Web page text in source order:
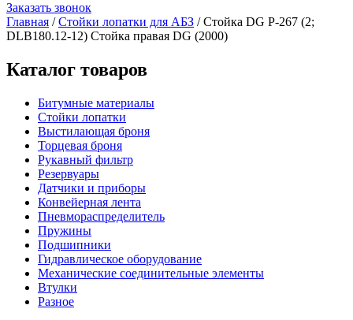
Заказать звонок
Главная /Стойки лопатки для АБЗ / Стойка DG Р-267 (2;
DLB180.12-12) Стойка правая DG (2000)
Каталог товаров
Битумные материалы
Стойки лопатки
Выстилающая броня
Торцевая броня
Рукавный фильтр
Резервуары
Датчики и приборы
Конвейерная лента
Пневмораспределитель
Пружины
Подшипники
Гидравлическое оборудование
Механические соединительные элементы
Втулки
Разное